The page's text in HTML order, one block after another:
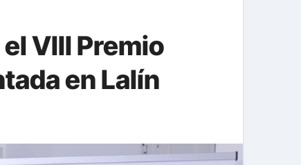
VIII Premio
en Lalín